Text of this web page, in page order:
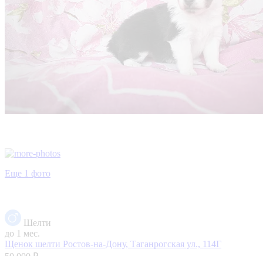
Еще 1 фото
Шелти
до 1 мес.
Щенок шелти Ростов-на-Дону, Таганрогская ул., 114Г